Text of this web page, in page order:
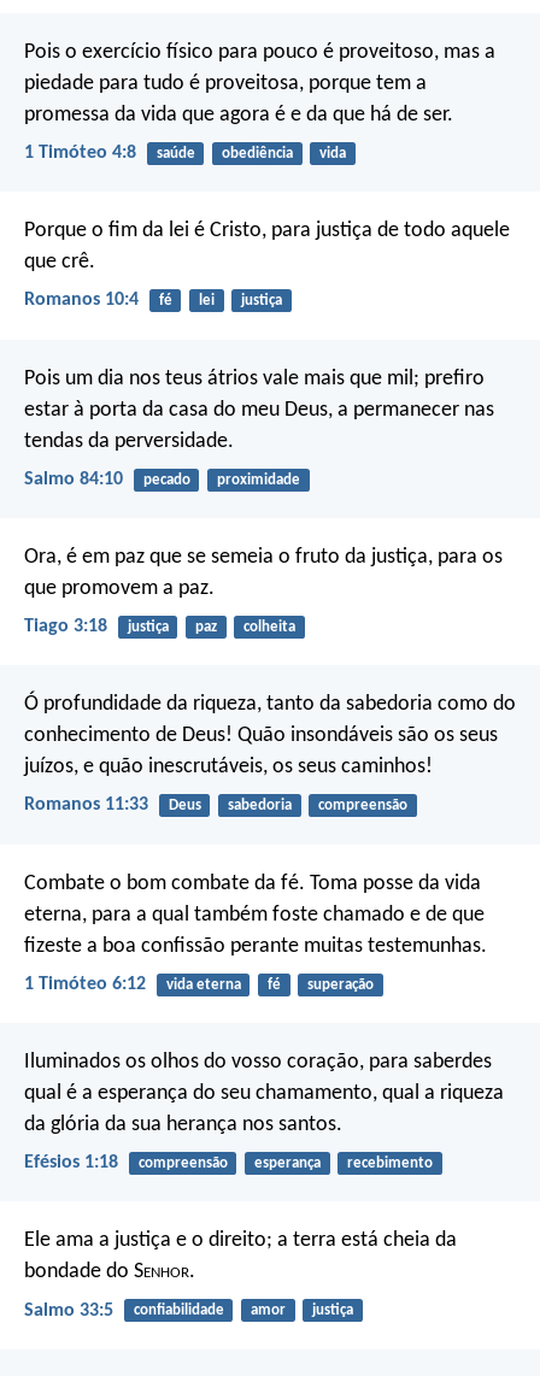
Pois o exercício físico para pouco é proveitoso, mas a
piedade para tudo é proveitosa, porque tem a
promessa da vida que agora é e da que há de ser.
1 Timóteo 4:8 saúde obediência vida
Porque o fim da lei é Cristo, para justiça de todo aquele
que crê.
Romanos 10:4 fé lei justiça
Pois um dia nos teus átrios vale mais que mil; prefiro
estar à porta da casa do meu Deus, a permanecer nas
tendas da perversidade.
Salmo 84:10 pecado proximidade
Ora, é em paz que se semeia o fruto da justiça, para os
que promovem a paz.
Tiago 3:18 justiça paz colheita
Ó profundidade da riqueza, tanto da sabedoria como do
conhecimento de Deus! Quão insondáveis são os seus
juízos, e quão inescrutáveis, os seus caminhos!
Romanos 11:33 Deus sabedoria compreensão
Combate o bom combate da fé. Toma posse da vida
eterna, para a qual também foste chamado e de que
fizeste a boa confissão perante muitas testemunhas.
1 Timóteo 6:12 vida eterna fé superação
Iluminados os olhos do vosso coração, para saberdes
qual é a esperança do seu chamamento, qual a riqueza
da glória da sua herança nos santos.
Efésios 1:18 compreensão esperança recebimento
Ele ama a justiça e o direito; a terra está cheia da
bondade do Senhor.
Salmo 33:5 confiabilidade amor justiça